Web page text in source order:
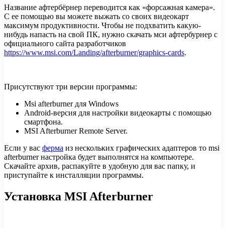
Название афтербёрнер переводится как «форсажная камера».
С ее помощью вы можете выжать со своих видеокарт
максимум продуктивности. Чтобы не подхватить какую-
нибудь напасть на свой ПК, нужно скачать мси афтербурнер с
официального сайта разработчиков
https://www.msi.com/Landing/afterburner/graphics-cards.
Присутствуют три версии программы:
Msi afterburner для Windows
Android-версия для настройки видеокарты с помощью
смартфона.
MSI Afterburner Remote Server.
Если у вас ферма из нескольких графических адаптеров то msi
afterburner настройка будет выполнятся на компьютере.
Скачайте архив, распакуйте в удобную для вас папку, и
приступайте к инсталляции программы.
Установка MSI Afterburner